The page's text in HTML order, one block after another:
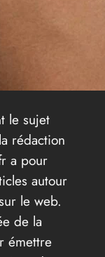
le sujet
rédaction
a pour
autour
le web.
de la
émettre